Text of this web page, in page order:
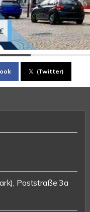
(Twitter)
Poststraße 3a